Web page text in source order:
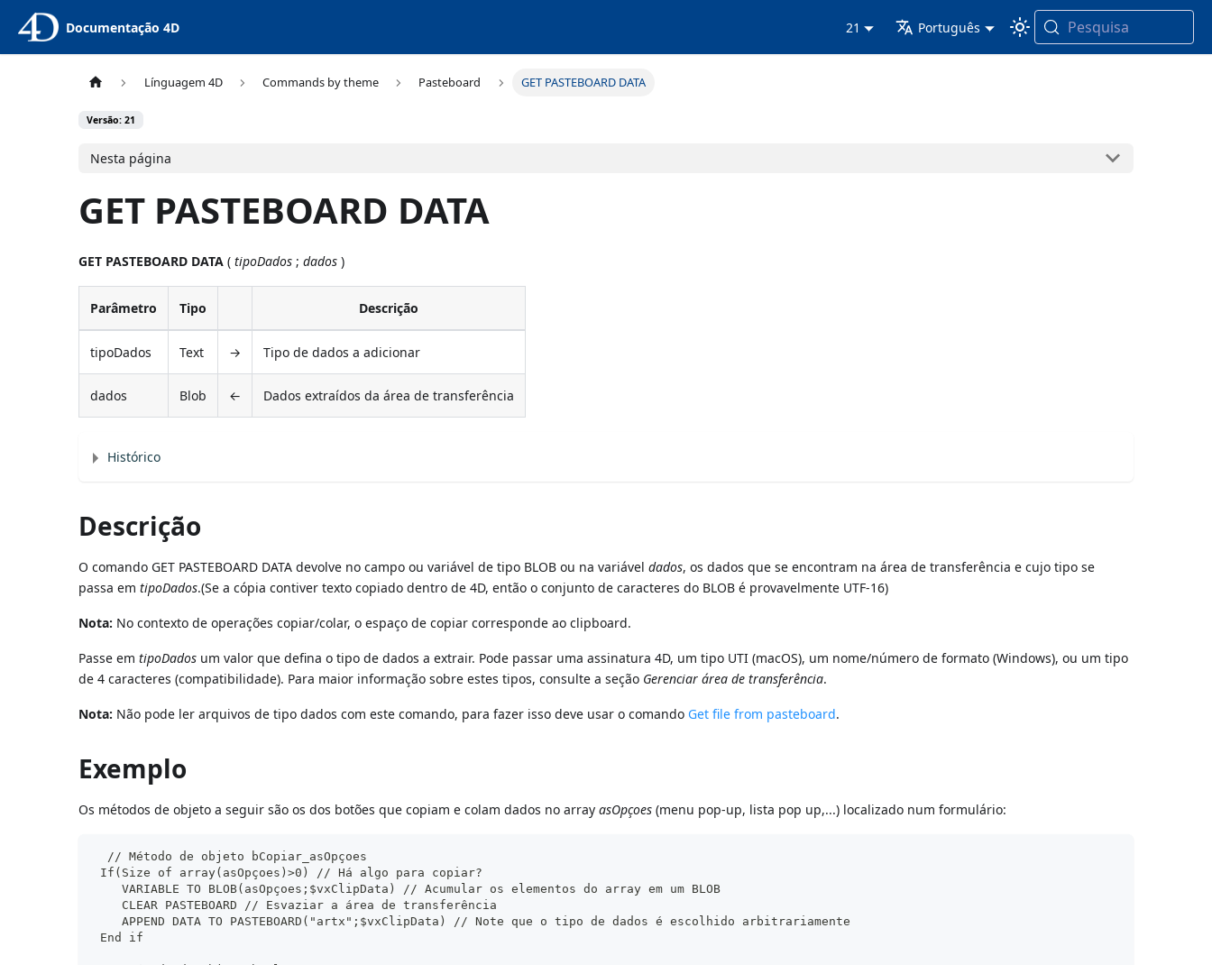
Documentação 4D 21 Português Pesquisa
Línguagem 4D Commands by theme Pasteboard GET PASTEBOARD DATA
Versão: 21
Nesta página
GET PASTEBOARD DATA
GET PASTEBOARD DATA (tipoDados ;dados )
Parâmetro Tipo Descrição
tipoDados Text → Tipo de dados a adicionar
dados Blob ← Dados extraídos da área de transferência
Histórico
Descrição
O comando GET PASTEBOARD DATA devolve no campo ou variável de tipo BLOB ou na variáveldados, os dados que se encontram na área de transferência e cujo tipo se
passa emtipoDados.(Se a cópia contiver texto copiado dentro de 4D, então o conjunto de caracteres do BLOB é provavelmente UTF-16)
Nota: No contexto de operações copiar/colar, o espaço de copiar corresponde ao clipboard.
Passe emtipoDados um valor que defina o tipo de dados a extrair. Pode passar uma assinatura 4D, um tipo UTI (macOS), um nome/número de formato (Windows), ou um tipo
de 4 caracteres (compatibilidade). Para maior informação sobre estes tipos, consulte a seção Gerenciar área de transferência.
Nota: Não pode ler arquivos de tipo dados com este comando, para fazer isso deve usar o comando Get file from pasteboard.
Exemplo
Os métodos de objeto a seguir são os dos botões que copiam e colam dados no arrayasOpçoes (menu pop-up, lista pop up,...) localizado num formulário:
// Método de objeto bCopiar_asOpçoes
If(Size of array(asOpçoes)>0) // Há algo para copiar?
VARIABLE TO BLOB(asOpçoes;$vxClipData) // Acumular os elementos do array em um BLOB
CLEAR PASTEBOARD // Esvaziar a área de transferência
APPEND DATA TO PASTEBOARD("artx";$vxClipData) // Note que o tipo de dados é escolhido arbitrariamente
End if